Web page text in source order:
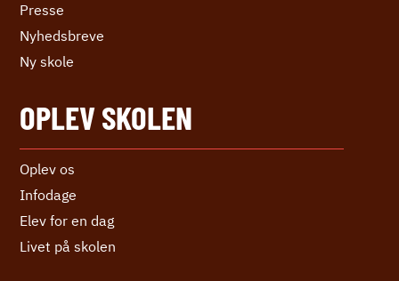
Presse
Nyhedsbreve
Ny skole
OPLEV SKOLEN
Oplev os
Infodage
Elev for en dag
Livet på skolen